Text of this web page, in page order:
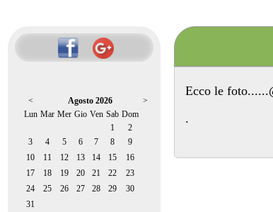
< Agosto 2026
>
Lun Mar Mer Gio Ven Sab Dom
1
2
3
4 5 6 7 8
9
10
11 12 13 14 15
16
17
18 19 20 21 22
23
24
25 26 27 28 29
30
31
Ecco le
.